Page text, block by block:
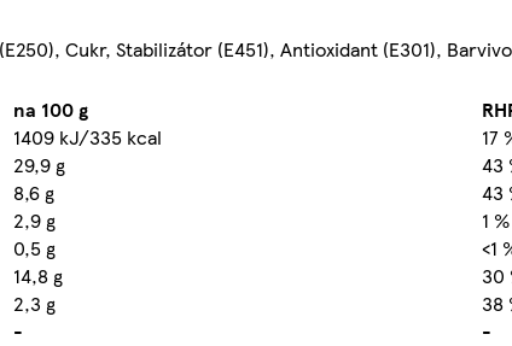
Cukr, Stabilizátor (E451), Antioxidant (E301),
na 100 g
1409 kJ/335 kcal
17
29,9 g
43
8,6 g
43
2,9 g
1 %
0,5 g
<1
14,8 g
30
2,3 g
38
- -